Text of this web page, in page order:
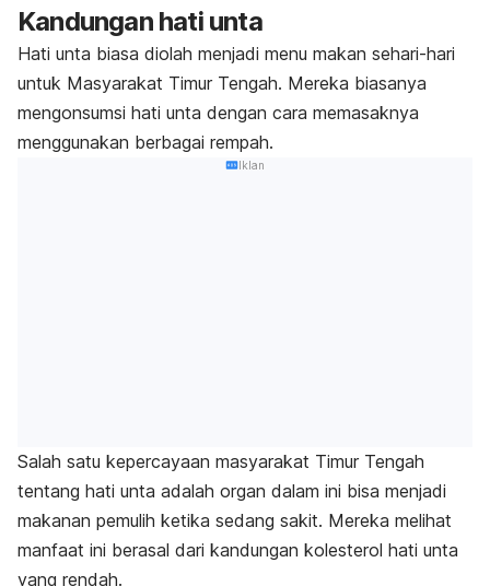
Kandungan hati unta
Hati unta biasa diolah menjadi menu makan sehari-hari
untuk Masyarakat Timur Tengah. Mereka biasanya
mengonsumsi hati unta dengan cara memasaknya
menggunakan berbagai rempah.
Iklan
Salah satu kepercayaan masyarakat Timur Tengah
tentang hati unta adalah organ dalam ini bisa menjadi
makanan pemulih ketika sedang sakit. Mereka melihat
manfaat ini berasal dari kandungan kolesterol hati unta
yang rendah.